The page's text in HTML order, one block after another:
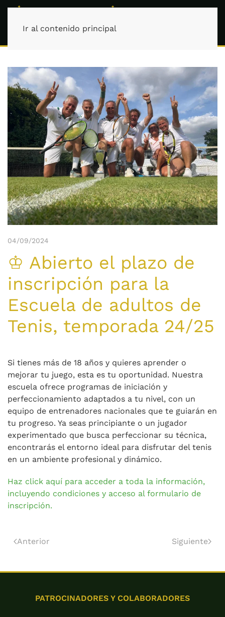
Ir al contenido principal
04/09/2024
♔ Abierto el plazo de
inscripción para la
Escuela de adultos de
Tenis, temporada 24/25
Si tienes más de 18 años y quieres aprender o
mejorar tu juego, esta es tu oportunidad. Nuestra
escuela ofrece programas de iniciación y
perfeccionamiento adaptados a tu nivel, con un
equipo de entrenadores nacionales que te guiarán en
tu progreso. Ya seas principiante o un jugador
experimentado que busca perfeccionar su técnica,
encontrarás el entorno ideal para disfrutar del tenis
en un ambiente profesional y dinámico.
Haz click aquí para acceder a toda la información,
incluyendo condiciones y acceso al formulario de
inscripción.
Anterior Siguiente
PATROCINADORES Y COLABORADORES